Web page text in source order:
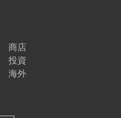
商店
投資
海外